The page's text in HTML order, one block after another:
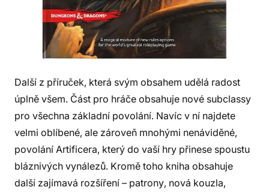
Další z příruček, která svým obsahem udělá radost
úplně všem. Část pro hráče obsahuje nové subclassy
pro všechna základní povolání. Navíc v ní najdete
velmi oblíbené, ale zároveň mnohými nenáviděné,
povolání Artificera, který do vaší hry přinese spoustu
bláznivých vynálezů. Kromě toho kniha obsahuje
další zajímavá rozšíření – patrony, nová kouzla,